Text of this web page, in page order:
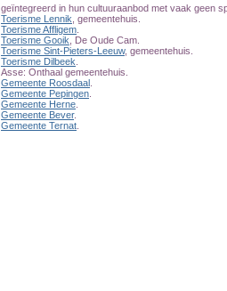
geïntegreerd in hun cultuuraanbod met vaak geen
Toerisme Lennik , gemeentehuis.
Toerisme Affligem
Toerisme Gooik , De Oude Cam.
Toerisme Sint-Pieters-Leeuw, gemeentehuis.
Toerisme Dilbeek
Asse: Onthaal gemeentehuis.
Gemeente Roosdaal
Gemeente Pepingen
Gemeente Herne
Gemeente Bever.
Gemeente Ternat